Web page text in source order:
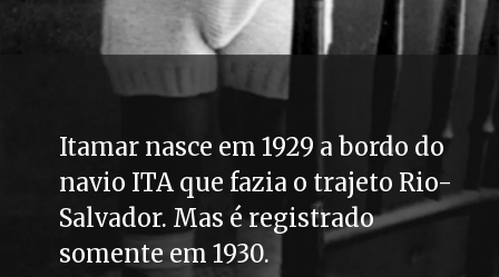
Itamar nasce em 1929 a bordo do
navio ITA que fazia o trajeto Rio-
Salvador. Mas é registrado
somente em 1930.